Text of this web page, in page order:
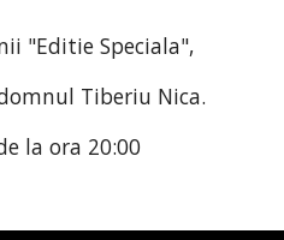
"Editie Speciala",
Tiberiu Nica.
la ora 20:00